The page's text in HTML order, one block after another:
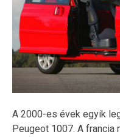
A 2000-es évek egyik
Peugeot 1007. A francia